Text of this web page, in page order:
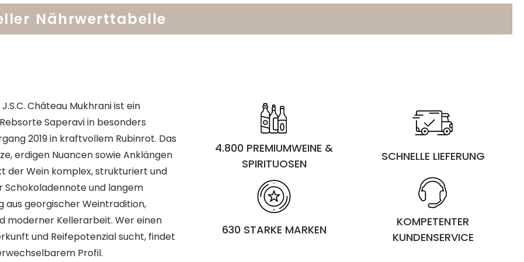
Nährwerttabelle
Château Mukhrani ist ein
Saperavi in besonders
2019 in kraftvollem Rubinrot. Das
erdigen Nuancen sowie Anklängen
der Wein komplex, strukturiert und
Schokoladennote und langem
aus georgischer Weintradition,
moderner Kellerarbeit. Wer einen
und Reifepotenzial sucht, findet
Profil.
4.800 PREMIUMWEINE &
SPIRITUOSEN
SCHNELLE LIEFERUNG
630 STARKE MARKEN
KOMPETENTER
KUNDENSERVICE